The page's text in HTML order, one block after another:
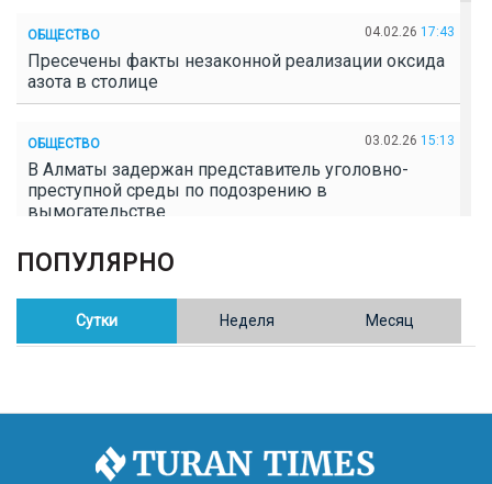
ОБЩЕСТВО 04.02.26 17:43
Пресечены факты незаконной реализации оксида
азота в столице
ОБЩЕСТВО 03.02.26 15:13
В Алматы задержан представитель уголовно-
преступной среды по подозрению в
вымогательстве
ОБЩЕСТВО
Полицейские пресекли незаконное выращивание
конопли в Таразе
Казахстан возглавил Договор о зоне, свободной от
ПОПУЛЯРНО
Сутки Неделя Месяц